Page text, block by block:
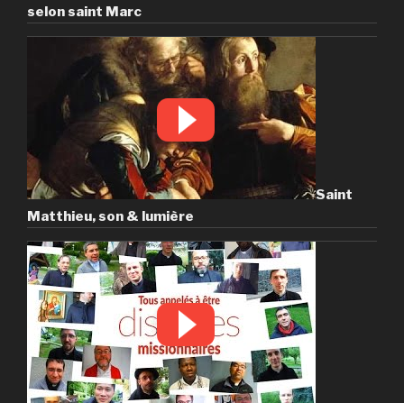
selon saint Marc
Saint
Matthieu, son & lumière